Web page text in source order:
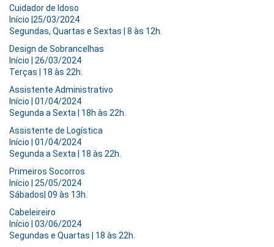
Cuidador de Idoso
Início |25/03/2024
Segundas, Quartas e Sextas | 8 às 12h.
Design de Sobrancelhas
Início | 26/03/2024
Terças | 18 às 22h.
Assistente Administrativo
Início | 01/04/2024
Segunda a Sexta | 18h às 22h.
Assistente de Logística
Início | 01/04/2024
Segunda a Sexta | 18 às 22h.
Primeiros Socorros
Início | 25/05/2024
Sábados| 09 às 13h.
Cabeleireiro
Início | 03/06/2024
Segundas e Quartas | 18 às 22h.